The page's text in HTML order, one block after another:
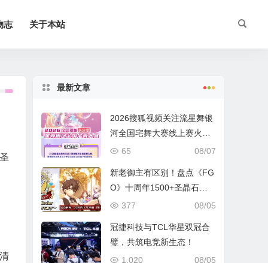
志 关于本站
最新文章
2026搜狐视频关注流星舞银
河全国宅舞大赛线上赛火热
进行中
08/07
65
新老御主有区别！盘点《FG
O》十周年1500+圣晶石福
利全部获取方式
08/05
377
冠捷科技与TCL华星双冠合
璧，共筑电竞新生态！
08/05
1,020